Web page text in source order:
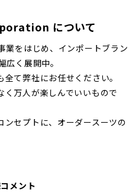
について
業をはじめ、インポートブラン
広く展開中。
て弊社にお任せください。
く万人が楽しんでいいもので
ンセプトに、オーダースーツの
メント